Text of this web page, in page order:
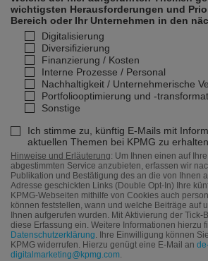
wichtigsten Herausforderungen und
Bereich oder Ihr Unternehmen in den
Digitalisierung
Diversifizierung
Finanzierung / Kosten
Interne Prozesse / Personal
Nachhaltigkeit / Unternehmerische
Portfoliooptimierung und -
Sonstige
Hinweise und Erläuterung: Um Ihnen einen auf
abgestimmten Service anzubieten, erfassen wir
Publikation und Bestätigung des an die von Ihnen
Adresse geschickten Links (Double Opt-In) Ihre
KPMG-Webseiten mithilfe von Cookies auch
können feststellen, wann und welche Beiträge auf
Ihnen aufgerufen wurden. Mit Aktivierung der
diese Erfassung ein. Weitere Informationen hierzu
Datenschutzerklärung. Ihre Einwilligung können
KPMG widerrufen. Hierzu genügt eine E-Mail an
digitalmarketing@kpmg.com.
Ich stimme zu, künftig E-Mails mit
aktuellen Themen bei KPMG zu erhalten.